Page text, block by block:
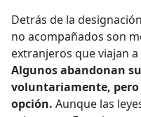
Detrás de la
no acompañados son
extranjeros que viajan
Algunos abandonan
voluntariamente,
opción. Aunque las